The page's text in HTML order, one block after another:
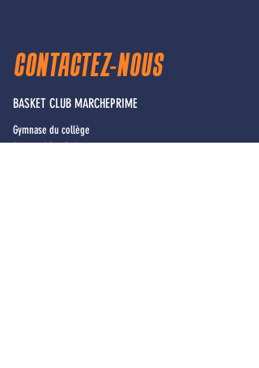
CONTACTEZ-NOUS
BASKET CLUB MARCHEPRIME
Gymnase du collège
Avenue Léon Delagrange